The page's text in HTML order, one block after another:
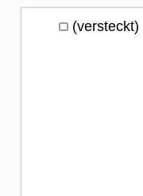
(versteckt)